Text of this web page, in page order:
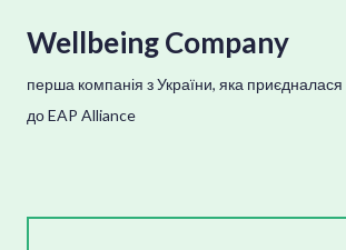
Wellbeing Company
перша компанія з України, яка приєдналася
до EAP Alliance